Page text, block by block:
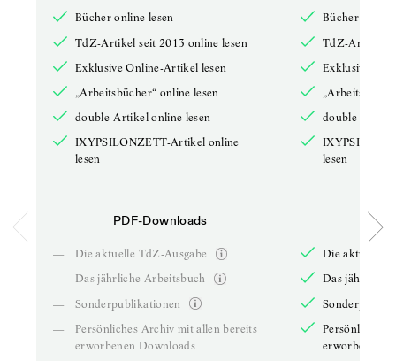
Bücher online lesen
TdZ-Artikel seit 2013 online lesen
Exklusive Online-Artikel lesen
„Arbeitsbücher“ online lesen
double-Artikel online lesen
IXYPSILONZETT-Artikel online
lesen
PDF-Downloads
—
Die aktuelle TdZ-Ausgabe
—
Das jährliche Arbeitsbuch
—
Sonderpublikationen
—
Persönliches Archiv mit allen bereits
erworbenen Downloads
Bücher online
TdZ-Artikel
Exklusive
double-
lesen
Die aktuelle
Das jährliche
Persönliches
erworbenen